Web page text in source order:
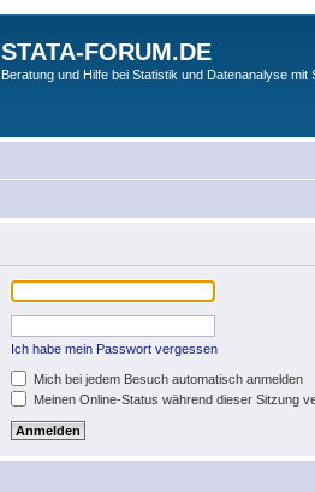
STATA-FORUM.DE
Beratung und Hilfe bei Statistik und Datenanalyse mit
Ich habe mein Passwort vergessen
Mich bei jedem Besuch automatisch anmelden
Meinen Online-Status während dieser Sitzung